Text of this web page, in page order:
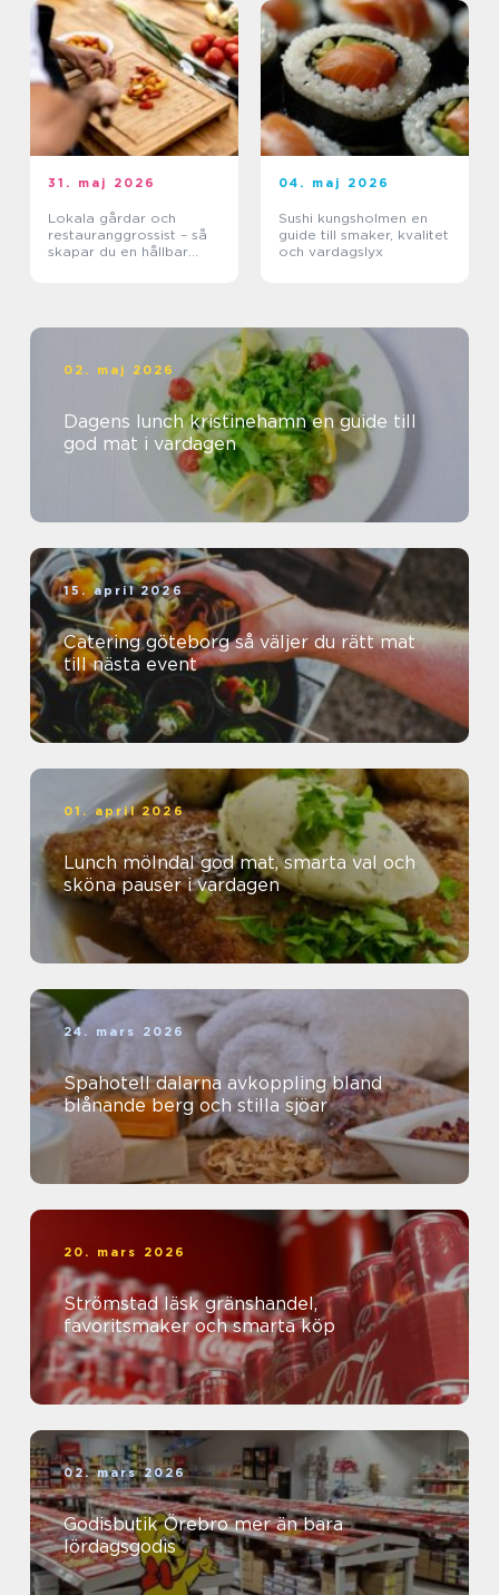
31. maj 2026
Lokala gårdar och
restauranggrossist – så
skapar du en hållbar
04. maj 2026
Sushi kungsholmen en
guide till smaker, kvalitet
och vardagslyx
02. maj 2026
Dagens lunch kristinehamn en guide till
god mat i vardagen
15. april 2026
Catering göteborg så väljer du rätt mat
till nästa event
01. april 2026
Lunch mölndal god mat, smarta val och
sköna pauser i vardagen
24. mars 2026
Spahotell dalarna avkoppling bland
blånande berg och stilla sjöar
20. mars 2026
Strömstad läsk gränshandel,
favoritsmaker och smarta köp
02. mars 2026
Godisbutik Örebro mer än bara
lördagsgodis